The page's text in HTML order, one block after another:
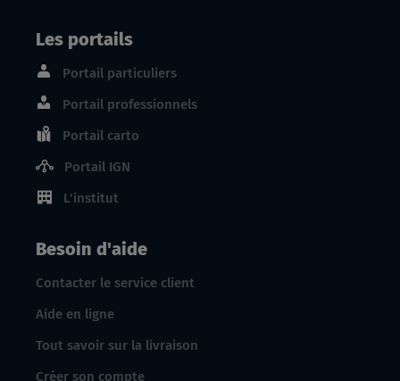
Les portails
Portail particuliers
Portail professionnels
Portail carto
Portail IGN
L'institut
Besoin d'aide
Contacter le service client
Aide en ligne
Tout savoir sur la livraison
Créer son compte